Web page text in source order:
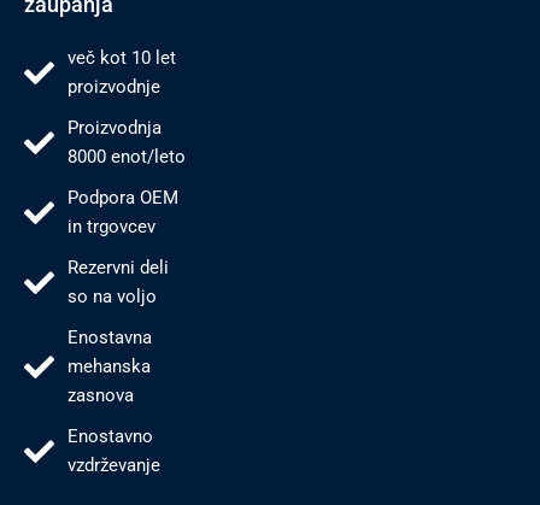
več kot 10 let
proizvodnje
Proizvodnja
8000 enot/leto
Podpora OEM
in trgovcev
Rezervni deli
so na voljo
Enostavna
mehanska
zasnova
Enostavno
vzdrževanje